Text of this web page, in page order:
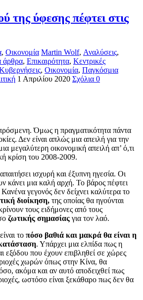
της ύφεσης πέφτει στις
, Οικονομία Martin Wolf, Αναλύσεις,
άρθρα, Επικαιρότητα, Κεντρικές
, Οικονομία, Παγκόσμια
1 Απριλίου 2020 Σχόλια 0
Όμως η πραγματικότητα πάντα
Δεν είναι απλώς μια απειλή για την
μεγαλύτερη οικονομική απειλή απ’ ό,τι
κρίση του 2008-2009.
ισχυρή και έξυπνη ηγεσία. Οι
κάνει μια καλή αρχή. Το βάρος πέφτει
γεγονός δεν δείχνει καλύτερα το
διοίκηση, της οποίας θα ηγούνται
τους ειδήμονες από τους
ζωτικής σημασίας για τον λαό.
το πόσο βαθιά και μακρά θα είναι η
. Υπάρχει μια ελπίδα πως η
εξόδου που έχουν επιβληθεί σε χώρες
χωρών όπως στην Κίνα, θα
ακόμα και αν αυτό αποδειχθεί πως
ωστόσο είναι ξεκάθαρο πως δεν θα